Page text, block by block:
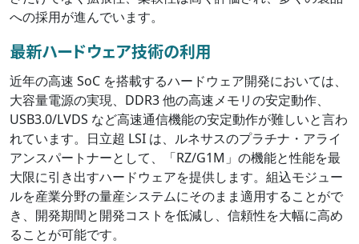
への採用が進んでいます。
最新ハードウェア技術の利用
近年の高速 SoC を搭載するハードウェア開発においては、
大容量電源の実現、DDR3 他の高速メモリの安定動作、
USB3.0/LVDS など高速通信機能の安定動作が難しいと言わ
れています。日立超 LSI は、ルネサスのプラチナ・アライ
アンスパートナーとして、「RZ/G1M」の機能と性能を最
大限に引き出すハードウェアを提供します。組込モジュー
ルを産業分野の量産システムにそのまま適用することがで
き、開発期間と開発コストを低減し、信頼性を大幅に高め
ることが可能です。